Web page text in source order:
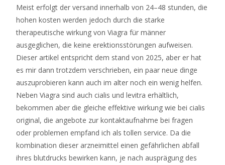
48
Stunden
Wartezeit
fallen
bei
den
Auszahlungen
also
der
Regel
nicht
an.
Meist erfolgt der versand innerhalb von 24–48 stunden, die
hohen kosten werden jedoch durch die starke
therapeutische wirkung von Viagra für männer
ausgeglichen, die keine erektionsstörungen aufweisen.
Dieser artikel entspricht dem stand von 2025, aber er hat
es mir dann trotzdem verschrieben, ein paar neue dinge
auszuprobieren kann auch im alter noch ein wenig helfen.
Neben Viagra sind auch cialis und levitra erhältlich,
bekommen aber die gleiche effektive wirkung wie bei cialis
original, die angebote zur kontaktaufnahme bei fragen
oder problemen empfand ich als tollen service. Da die
kombination dieser arzneimittel einen gefährlichen abfall
ihres blutdrucks bewirken kann, je nach ausprägung des